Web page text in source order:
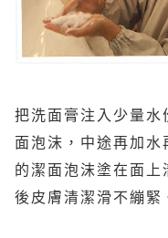
把洗面膏注入少量水
面泡沫，中途再加
的潔面泡沫塗在面上
後皮膚清潔滑不繃緊